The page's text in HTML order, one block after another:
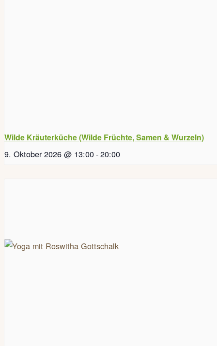
Wilde Kräuterküche (Wilde Früchte, Samen & Wurzeln)
9. Oktober 2026 @ 13:00-20:00